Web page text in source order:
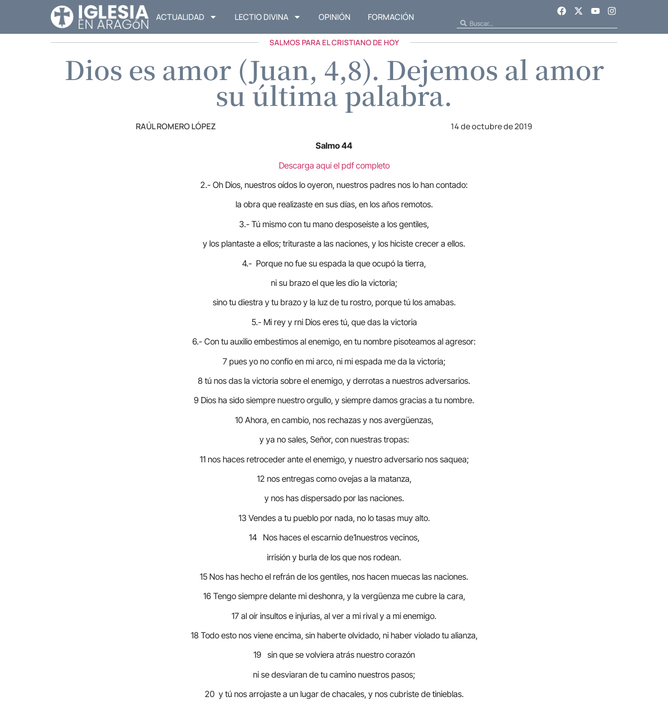
ACTUALIDAD LECTIO DIVINA OPINIÓN FORMACIÓN
SALMOS PARA EL CRISTIANO DE HOY
Dios es amor (Juan, 4,8). Dejemos al amor
su última palabra.
RAÚL ROMERO LÓPEZ 14 de octubre de 2019
Salmo 44
Descarga aquí el pdf completo
2.- Oh Dios, nuestros oídos lo oyeron, nuestros padres nos lo han contado:
la obra que realizaste en sus días, en los años remotos.
3.- Tú mismo con tu mano desposeíste a los gentiles,
y los plantaste a ellos; trituraste a las naciones, y los hiciste crecer a ellos.
4.- Porque no fue su espada la que ocupó la tierra,
ni su brazo el que les dio la victoria;
sino tu diestra y tu brazo y la luz de tu rostro, porque tú los amabas.
5.- Mi rey y rni Dios eres tú, que das la victoria
6.- Con tu auxilio embestimos al enemigo, en tu nombre pisoteamos al agresor:
7 pues yo no confío en mi arco, ni mi espada me da la victoria;
8 tú nos das la victoria sobre el enemigo, y derrotas a nuestros adversarios.
9 Dios ha sido siempre nuestro orgullo, y siempre damos gracias a tu nombre.
10 Ahora, en cambio, nos rechazas y nos avergüenzas,
y ya no sales, Señor, con nuestras tropas:
11 nos haces retroceder ante el enemigo, y nuestro adversario nos saquea;
12 nos entregas como ovejas a la matanza,
y nos has dispersado por las naciones.
13 Vendes a tu pueblo por nada, no lo tasas muy alto.
14 Nos haces el escarnio de1nuestros vecinos,
irrisión y burla de los que nos rodean.
15 Nos has hecho el refrán de los gentiles, nos hacen muecas las naciones.
16 Tengo siempre delante mi deshonra, y la vergüenza me cubre la cara,
17 al oír insultos e injurias, al ver a mi rival y a mi enemigo.
18 Todo esto nos viene encima, sin haberte olvidado, ni haber violado tu alianza,
19 sin que se volviera atrás nuestro corazón
ni se desviaran de tu camino nuestros pasos;
20 y tú nos arrojaste a un lugar de chacales, y nos cubriste de tinieblas.